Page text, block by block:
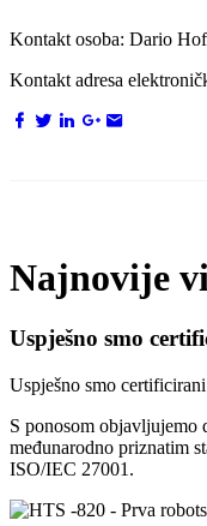
Kontakt osoba: Dario
Kontakt adresa
Najnovije
Uspješno smo
Uspješno smo
S ponosom objavljujemo
međunarodno priznatim
ISO/IEC 27001.